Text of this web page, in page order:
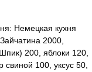
Немецкая кухня
2000,
200, яблоки 120,
100, уксус 50,